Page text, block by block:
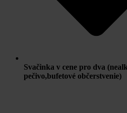
Svačinka v cene pro dva
pečivo,bufetové občerstvenie)